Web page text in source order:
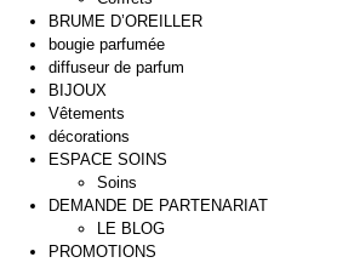
BRUME D’OREILLER
bougie parfumée
diffuseur de parfum
BIJOUX
Vêtements
décorations
ESPACE SOINS
Soins
DEMANDE DE PARTENARIAT
LE BLOG
PROMOTIONS